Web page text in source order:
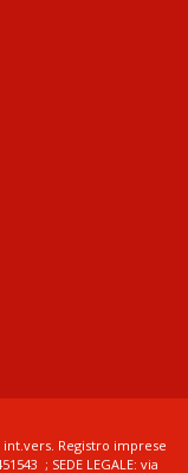
int.vers. Registro imprese
; SEDE LEGALE: via